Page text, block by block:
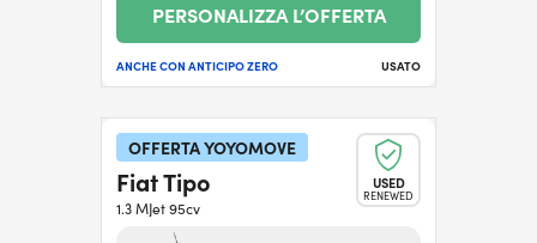
PERSONALIZZA L’OFFERTA
ANCHE CON ANTICIPO ZERO USATO
OFFERTA YOYOMOVE
USED
RENEWED
Fiat Tipo
1.3 MJet 95cv